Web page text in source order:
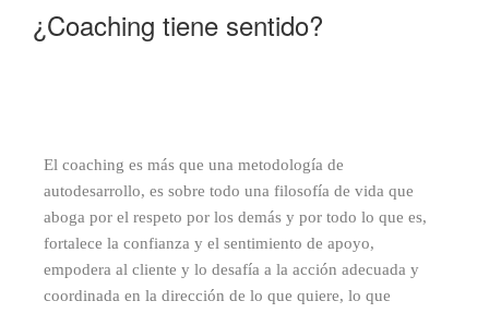
¿Coaching tiene sentido?
El coaching es más que una metodología de
autodesarrollo, es sobre todo una filosofía de vida que
aboga por el respeto por los demás y por todo lo que es,
fortalece la confianza y el sentimiento de apoyo,
empodera al cliente y lo desafía a la acción adecuada y
coordinada en la dirección de lo que quiere, lo que